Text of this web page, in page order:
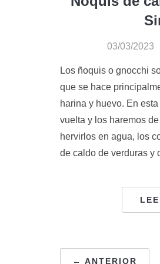
03/03/2023
Los ñoquis o gnocchi
que se hace
harina y huevo. En
vuelta y los haremos
hervirlos en agua, los
de caldo de verduras y
← ANTERIOR